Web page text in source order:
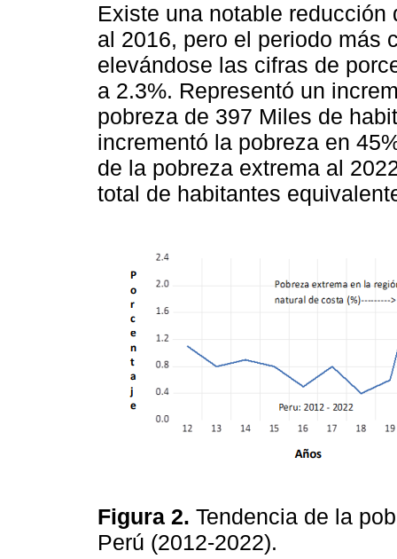
Existe una notable
al 2016, pero el periodo más
elevándose las cifras de
a 2.3%. Representó un
pobreza de 397 Miles de
incrementó la pobreza en
de la pobreza extrema al
total de habitantes
Figura 2. Tendencia de la
Perú (2012-2022).